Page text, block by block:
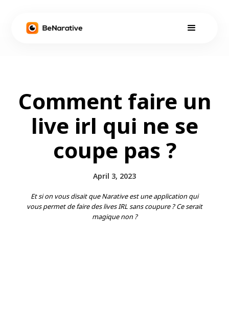
Comment faire un
live irl qui ne se
coupe pas ?
April 3, 2023
Et si on vous disait que Narative est une application qui
vous permet de faire des lives IRL sans coupure ? Ce serait
magique non ?